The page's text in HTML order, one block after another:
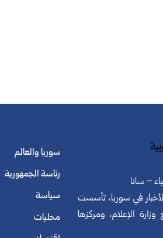
– سانا
في سوريا، تأسست
1965. تتبع وزارة الإعلام، ومركزها
سوريا والعالم
رئاسة الجمهورية
سياسة
محليات